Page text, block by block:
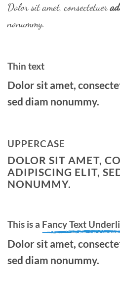
Dolor sit amet, consectetuer
nonummy.
Thin text
Dolor sit amet,
sed diam nonummy.
UPPERCASE
DOLOR SIT AMET,
ADIPISCING ELIT,
NONUMMY.
This is a Fancy Text
Dolor sit amet,
sed diam nonummy.